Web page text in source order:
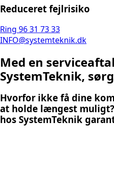
Reduceret fejlrisiko
Ring 96 31 73 33
INFO@systemteknik.dk
Med en
SystemTeknik,
Hvorfor ikke få dine
at holde længest
hos SystemTeknik